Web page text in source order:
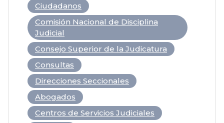
Abogados
Centros de Servicios Judiciales
Ciudadanos
Comisión Nacional de Disciplina
Judicial
Consejo Superior de la Judicatura
Consultas
Direcciones Seccionales